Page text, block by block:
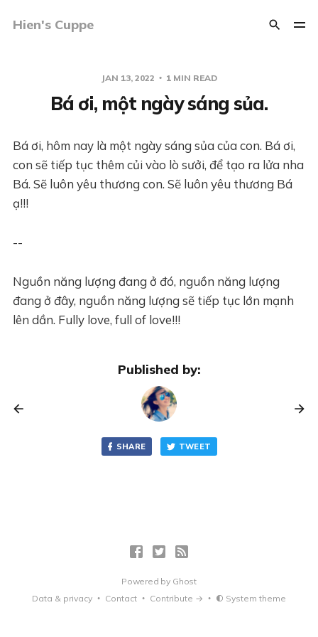
Hien's Cuppe
JAN 13, 2022 1 MIN READ
Bá ơi, một ngày sáng sủa.
Bá ơi, hôm nay là một ngày sáng sủa của con. Bá ơi,
con sẽ tiếp tục thêm củi vào lò sưởi, để tạo ra lửa nha
Bá. Sẽ luôn yêu thương con. Sẽ luôn yêu thương Bá
ạ!!!
--
Nguồn năng lượng đang ở đó, nguồn năng lượng
đang ở đây, nguồn năng lượng sẽ tiếp tục lớn mạnh
lên dần. Fully love, full of love!!!
Published by:
SHARE TWEET
Powered by Ghost
Data & privacy
Contact Contribute → System theme